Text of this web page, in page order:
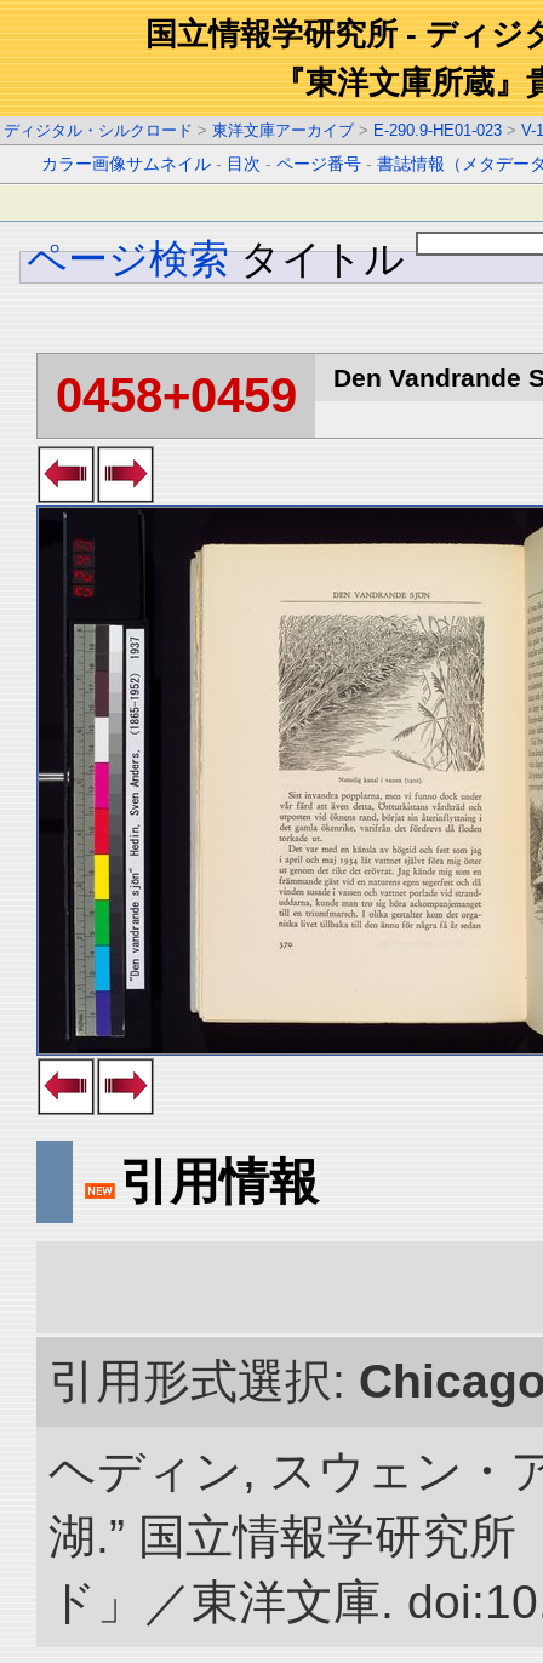
国立情報学研究所 - ディジ
『東洋文庫所蔵』
ディジタル・シルクロード > 東洋文庫アーカイブ > E-290.9-HE01-023 > V-1
カラー画像サムネイル - 目次 -ページ番号 -書誌情報（メタデー
ページ検索 タイトル
0458+0459 Den Vandrande
引用情報
引用形式選択:
ヘディン, スウェン・
湖.” 国立情報学研究
ド」／東洋文庫.